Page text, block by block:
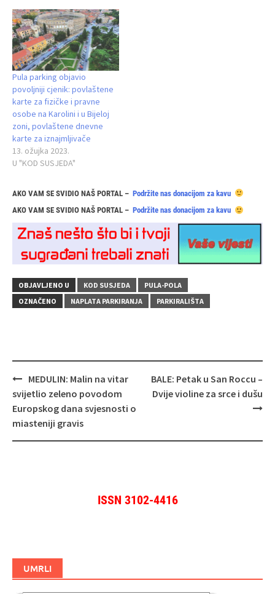
Pula parking objavio
povoljniji cjenik: povlaštene
karte za fizičke i pravne
osobe na Karolini i u Bijeloj
zoni, povlaštene dnevne
karte za iznajmljivače
13. ožujka 2023.
U "KOD SUSJEDA"
AKO VAM SE SVIDIO NAŠ PORTAL – Podržite nas donacijom za kavu
AKO VAM SE SVIDIO NAŠ PORTAL – Podržite nas donacijom za kavu
OBJAVLJENO U KOD SUSJEDA
PULA-POLA
OZNAČENO
NAPLATA PARKIRANJA PARKIRALIŠTA
Navigacija
objava
MEDULIN: Malin na vitar
svijetlio zeleno povodom
Europskog dana svjesnosti o
miasteniji gravis
BALE: Petak u San Roccu –
Dvije violine za srce i dušu
ISSN 3102-4416
UMRLI